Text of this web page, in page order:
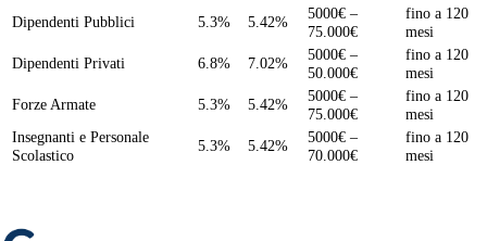
Dipendenti Pubblici
5.3% 5.42%
5000€ –
75.000€
fino a 120
mesi
Dipendenti Privati
6.8% 7.02%
5000€ –
50.000€
fino a 120
mesi
Forze Armate
5.3% 5.42%
5000€ –
75.000€
fino a 120
mesi
Insegnanti e Personale
Scolastico
5.3% 5.42%
5000€ –
70.000€
fino a 120
mesi